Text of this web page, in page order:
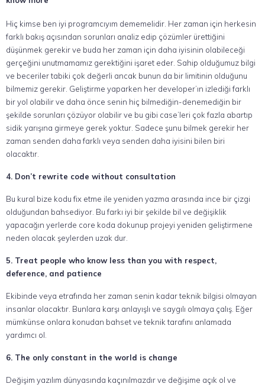
Hiç kimse ben iyi programcıyım dememelidir. Her zaman için herkesin
farklı bakış açısından sorunları analiz edip çözümler ürettiğini
düşünmek gerekir ve buda her zaman için daha iyisinin olabileceği
gerçeğini unutmamamız gerektiğini işaret eder. Sahip olduğumuz bilgi
ve beceriler tabiki çok değerli ancak bunun da bir limitinin olduğunu
bilmemiz gerekir. Geliştirme yaparken her developer’ın izlediği farklı
bir yol olabilir ve daha önce senin hiç bilmediğin-denemediğin bir
şekilde sorunları çözüyor olabilir ve bu gibi case’leri çok fazla abartıp
sidik yarışına girmeye gerek yoktur. Sadece şunu bilmek gerekir her
zaman senden daha farklı veya senden daha iyisini bilen biri
olacaktır.
4. Don’t rewrite code without consultation
Bu kural bize kodu fix etme ile yeniden yazma arasında ince bir çizgi
olduğundan bahsediyor. Bu farkı iyi bir şekilde bil ve değişiklik
yapacağın yerlerde core koda dokunup projeyi yeniden geliştirmene
neden olacak şeylerden uzak dur.
5. Treat people who know less than you with respect,
deference, and patience
Ekibinde veya etrafında her zaman senin kadar teknik bilgisi olmayan
insanlar olacaktır. Bunlara karşı anlayışlı ve saygılı olmaya çalış. Eğer
mümkünse onlara konudan bahset ve teknik tarafını anlamada
yardımcı ol.
6. The only constant in the world is change
Değişim yazılım dünyasında kaçınılmazdır ve değişime açık ol ve